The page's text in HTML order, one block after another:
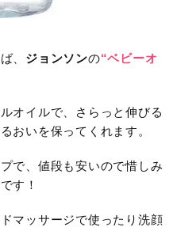
、 ジョンソンの“ベビーオ
オイルで、さらっと伸びる
おいを保ってくれます。
で、値段も安いので惜しみ
す！
マッサージで使ったり洗顔